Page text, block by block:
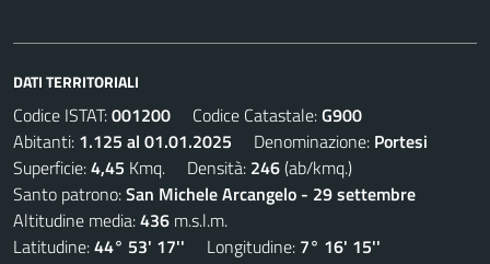
DATI TERRITORIALI
Codice ISTAT:001200 Codice Catastale:G900
Abitanti: 1.125 al 01.01.2025 Denominazione: Portesi
Superficie:4,45 Kmq. Densità: 246(ab/kmq.)
Santo patrono:San Michele Arcangelo - 29 settembre
Altitudine media:436 m.s.l.m.
Latitudine:44° 53' 17'' Longitudine: 7° 16' 15''